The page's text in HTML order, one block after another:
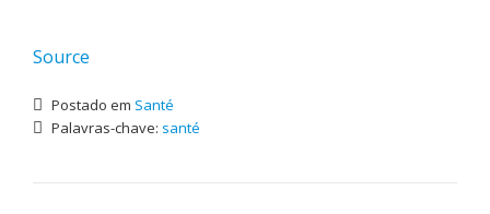
Source
Postado em Santé
Palavras-chave: santé